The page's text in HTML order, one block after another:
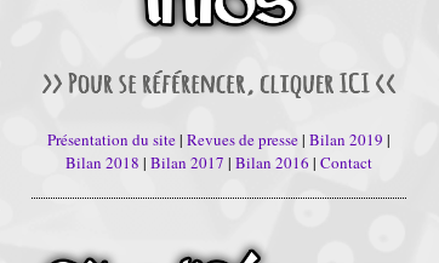
Présentation du site|Revues de presse|Bilan 2019 |
Bilan 2018 |Bilan 2017 |Bilan 2016 |Contact